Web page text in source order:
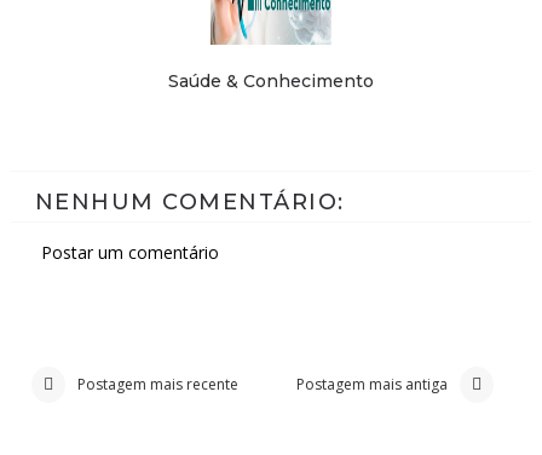
Saúde & Conhecimento
NENHUM COMENTÁRIO:
Postar um comentário
Postagem mais recente Postagem mais antiga